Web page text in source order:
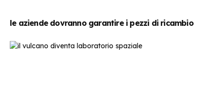
le aziende dovranno garantire i pezzi di ricambio